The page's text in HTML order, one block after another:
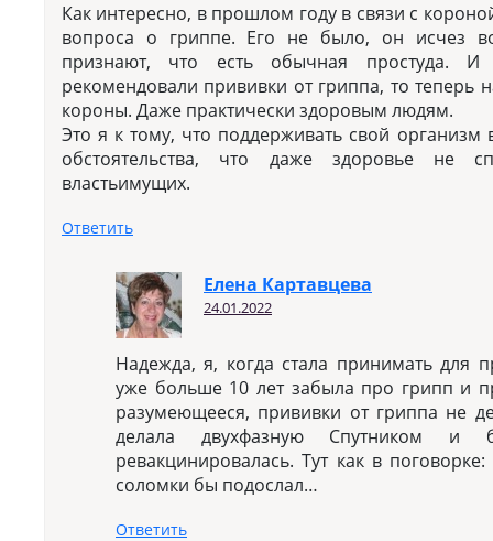
Как интересно, в прошлом году в связи с
вопроса о гриппе. Его не было, он исчез
признают, что есть обычная простуда.
рекомендовали прививки от гриппа, то теперь
короны. Даже практически здоровым людям.
Это я к тому, что поддерживать свой
обстоятельства, что даже здоровье не
властьимущих.
Ответить
Елена Картавцева
24.01.2022
Надежда, я, когда стала принимать для
уже больше 10 лет забыла про грипп и
разумеющееся, прививки от гриппа не
делала двухфазную Спутником и
ревакцинировалась. Тут как в
соломки бы подослал…
Ответить